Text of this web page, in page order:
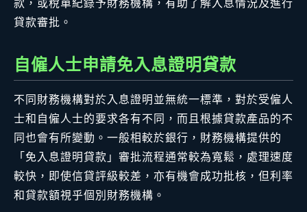
款，或稅單紀錄予財務機構，有助了解入息情況及進行
貸款審批。
自僱人士申請免入息證明貸款
不同財務機構對於入息證明並無統一標準，對於受僱人
士和自僱人士的要求各有不同，而且根據貸款產品的不
同也會有所變動。一般相較於銀行，財務機構提供的
「免入息證明貸款」審批流程通常較為寬鬆，處理速度
較快，即使信貸評級較差，亦有機會成功批核，但利率
和貸款額視乎個別財務機構。